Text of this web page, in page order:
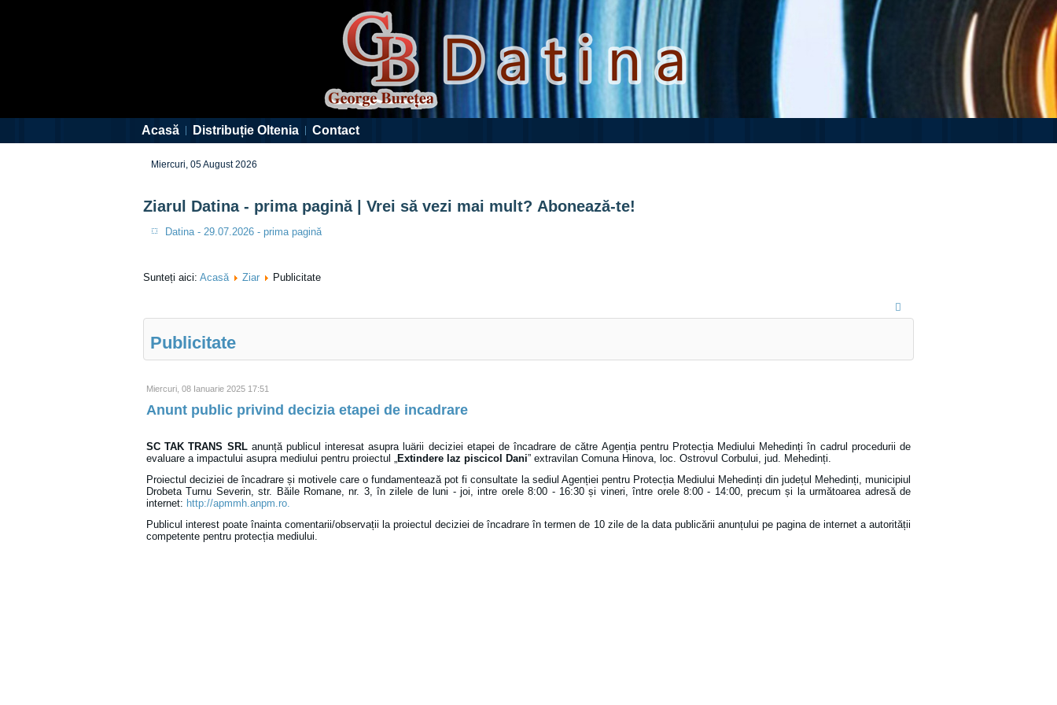
Acasă Distribuție Oltenia Contact
Miercuri, 05 August 2026
Ziarul Datina - prima pagină | Vrei să vezi mai mult? Abonează-te!
Datina - 29.07.2026 - prima pagină
Sunteți aici: Acasă Ziar Publicitate
Publicitate
Miercuri, 08 Ianuarie 2025 17:51
Anunt public privind decizia etapei de incadrare
SC TAK TRANS SRLanunță publicul interesat asupra luärii deciziei etapei de încadrare de către Agenția pentru Protecția Mediului Mehedinți în cadrul procedurii de
evaluare a impactului asupra mediului pentru proiectul „Extindere laz piscicol Dani” extravilan Comuna Hinova, loc. Ostrovul Corbului, jud. Mehedinți.
Proiectul deciziei de încadrare și motivele care o fundamentează pot fi consultate la sediul Agenției pentru Protecția Mediului Mehedinți din județul Mehedinți, municipiul
Drobeta Turnu Severin, str. Băile Romane, nr. 3, în zilele de luni - joi, intre orele 8:00 - 16:30 și vineri, între orele 8:00 - 14:00, precum și la următoarea adresă de
internet: http://apmmh.anpm.ro.
Publicul interest poate înainta comentarii/observații la proiectul deciziei de încadrare în termen de 10 zile de la data publicării anunțului pe pagina de internet a autorității
competente pentru protecția mediului.